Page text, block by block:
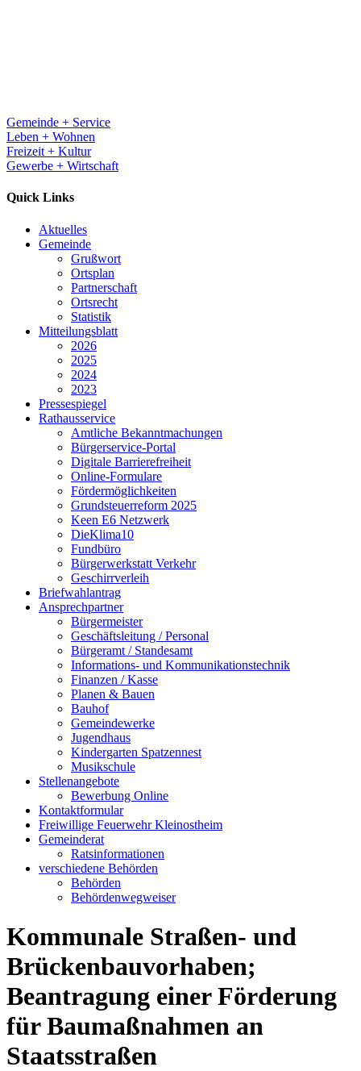
Gemeinde + Service
Leben + Wohnen
Freizeit + Kultur
Gewerbe + Wirtschaft
Quick Links
Aktuelles
Gemeinde
Grußwort
Ortsplan
Partnerschaft
Ortsrecht
Statistik
Mitteilungsblatt
2026
2025
2024
2023
Pressespiegel
Rathausservice
Amtliche Bekanntmachungen
Bürgerservice-Portal
Digitale Barrierefreiheit
Online-Formulare
Fördermöglichkeiten
Grundsteuerreform 2025
Keen E6 Netzwerk
DieKlima10
Fundbüro
Bürgerwerkstatt Verkehr
Geschirrverleih
Briefwahlantrag
Ansprechpartner
Bürgermeister
Geschäftsleitung / Personal
Bürgeramt / Standesamt
Informations- und Kommunikationstechnik
Finanzen / Kasse
Planen & Bauen
Bauhof
Gemeindewerke
Jugendhaus
Kindergarten Spatzennest
Musikschule
Stellenangebote
Bewerbung Online
Kontaktformular
Freiwillige Feuerwehr Kleinostheim
Gemeinderat
Ratsinformationen
verschiedene Behörden
Behörden
Behördenwegweiser
Kommunale Straßen- und
Brückenbauvorhaben;
Beantragung einer Förderung
für Baumaßnahmen an
Staatsstraßen